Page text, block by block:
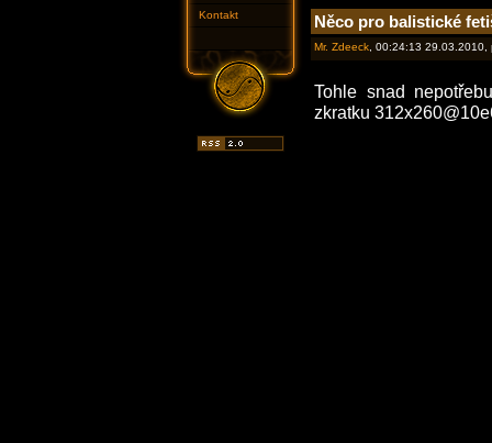
Kontakt
Něco pro balistické
Mr. Zdeeck , 00:24:13
Tohle snad
zkratku